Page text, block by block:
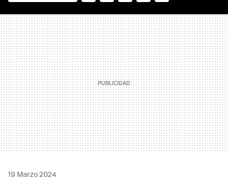
MAIL
19 Marzo 2024